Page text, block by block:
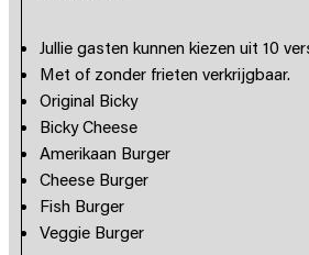
Jullie gasten kunnen kiezen uit 10
Met of zonder frieten verkrijgbaar.
Original Bicky
Bicky Cheese
Amerikaan Burger
Cheese Burger
Fish Burger
Veggie Burger